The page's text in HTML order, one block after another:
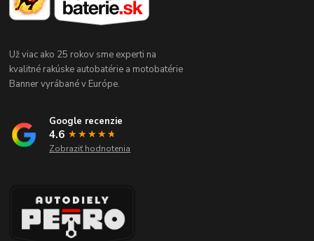
Už viac ako 25 rokov sme experti na
kvalitné rakúske autobatérie a motobatérie
Banner vyrábané v Európe.
Google recenzie
4.6 ★★★★★
★
Zobraziť hodnotenia